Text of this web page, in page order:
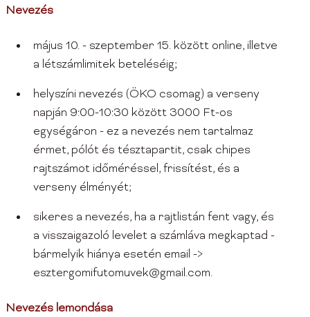
Nevezés
május 10. - szeptember 15. között online, illetve
a létszámlimitek beteléséig;
helyszíni nevezés (ÖKO csomag) a verseny
napján 9:00-10:30 között 3000 Ft-os
egységáron - ez a nevezés nem tartalmaz
érmet, pólót és tésztapartit, csak chipes
rajtszámot időméréssel, frissítést, és a
verseny élményét;
sikeres a nevezés, ha a rajtlistán fent vagy, és
a visszaigazoló levelet a számláva megkaptad -
bármelyik hiánya esetén email ->
esztergomifutomuvek@gmail.com.
Nevezés lemondása